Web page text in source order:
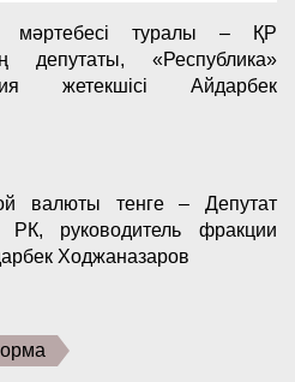
мәртебесі туралы – ҚР
депутаты, «Республика»
жетекшісі Айдарбек
валюты тенге – Депутат
руководитель фракции
Ходжаназаров